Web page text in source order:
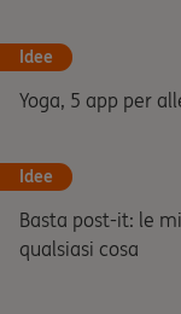
Idee
Yoga, 5 app per
Idee
Basta post-it: le
qualsiasi cosa